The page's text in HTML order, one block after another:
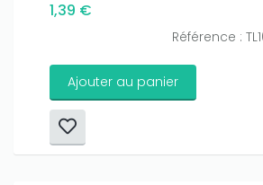
1,39 €
Référence :
Ajouter au panier